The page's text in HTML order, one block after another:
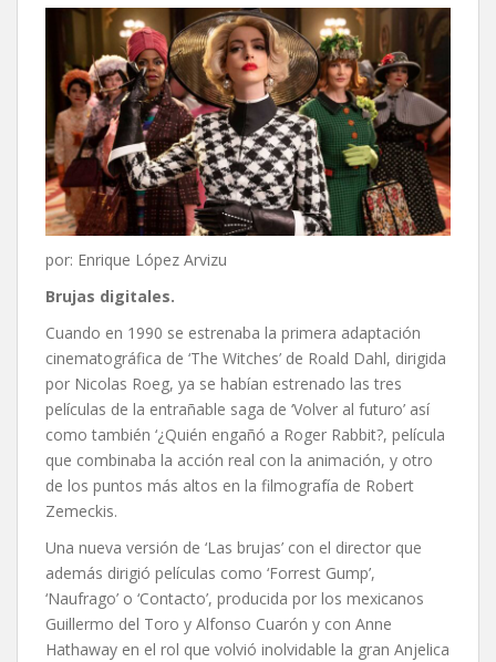
por: Enrique López Arvizu
Brujas digitales.
Cuando en 1990 se estrenaba la primera adaptación
cinematográfica de ‘The Witches’ de Roald Dahl, dirigida
por Nicolas Roeg, ya se habían estrenado las tres
películas de la entrañable saga de ‘Volver al futuro’ así
como también ‘¿Quién engañó a Roger Rabbit?, película
que combinaba la acción real con la animación, y otro
de los puntos más altos en la filmografía de Robert
Zemeckis.
Una nueva versión de ‘Las brujas’ con el director que
además dirigió películas como ‘Forrest Gump’,
‘Naufrago’ o ‘Contacto’, producida por los mexicanos
Guillermo del Toro y Alfonso Cuarón y con Anne
Hathaway en el rol que volvió inolvidable la gran Anjelica